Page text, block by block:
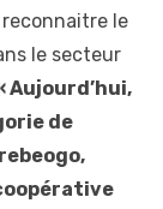
le
le secteur
Aujourd’hui,
de